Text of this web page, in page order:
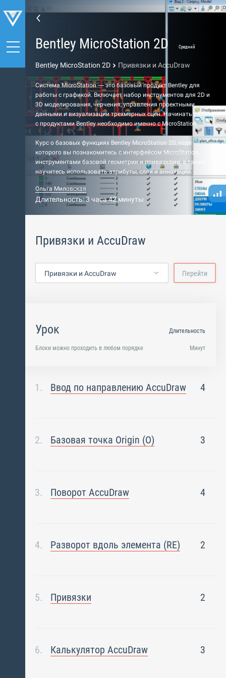
Bentley MicroStation 2D Средний
Bentley MicroStation 2D Привязки и AccuDraw
Система MicroStation — это базовый продукт Bentley для
работы с графикой. Включает набор инструментов для 2D и
3D моделирования, черчения, управления проектными
данными и визуализации трехмерных сцен. Начинать работу
с продуктами Bentley необходимо именно с MicroStation.
Курс о базовых функциях Bentley MicroStation 2D, ходе
которого вы познакомитесь с интерфейсом MicroStation,
инструментами базовой геометрии и привязками, а также
научитесь использовать атрибуты, слои и аннотации.
Ольга Миловская
Длительность: 3 часа 42 минуты
Привязки и AccuDraw
Привязки и AccuDraw Перейти
Урок
Блоки можно проходить в любом порядке
Длительность
Минут
Ввод по направлению AccuDraw 4
Базовая точка Origin (О) 3
Поворот AccuDraw 4
Разворот вдоль элемента (RE) 2
Привязки 2
Калькулятор AccuDraw 3